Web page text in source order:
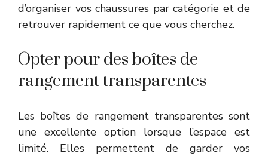
d’organiser vos chaussures par catégorie et de
retrouver rapidement ce que vous cherchez.
Opter pour des boîtes de
rangement transparentes
Les boîtes de rangement transparentes sont
une excellente option lorsque l’espace est
limité. Elles permettent de garder vos